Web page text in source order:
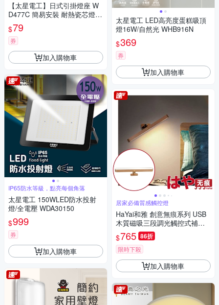
【太星電工】日式引掛燈座 W
D477C 簡易安裝 耐熱瓷芯燈座
E27燈泡 客廰 廚房 浴室 廁所
白光 暖白光 DIY
$79
券
加入購物車
IP65防水等級，點亮每個角落
太星電工 150WLED防水投射
燈/全電壓 WDA30150
$999
券
加入購物車
太星電工 LED高亮度蛋糕吸頂
燈16W/自然光 WHB916N
$369
券
加入購物車
居家必備質感觸控燈
HaYai和雅 創意無痕系列 USB
木質磁吸三段調光觸控式補光
燈
$765 86折
限時下殺
加入購物車